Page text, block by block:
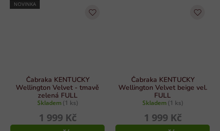
NOVINKA
Čabraka KENTUCKY
Wellington Velvet - tmavě
zelená FULL
Skladem (1 ks)
1 999 Kč
Čabraka KENTUCKY
Wellington Velvet beige vel.
FULL
Skladem (1 ks)
1 999 Kč